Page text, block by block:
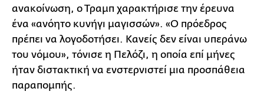
ανακοίνωση, ο Τραμπ χαρακτήρισε την έρευνα
ένα «ανόητο κυνήγι μαγισσών». «Ο πρόεδρος
πρέπει να λογοδοτήσει. Κανείς δεν είναι υπεράνω
του νόμου», τόνισε η Πελόζι, η οποία επί μήνες
ήταν διστακτική να ενστερνιστεί μια προσπάθεια
παραπομπής.